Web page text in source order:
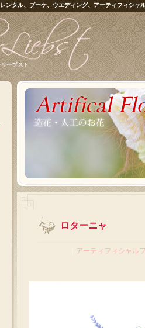
レンタル、ブーケ、ウエディング、アーティフィシャ
ロターニャ
アーティフィシャル